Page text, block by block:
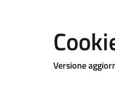
Versione